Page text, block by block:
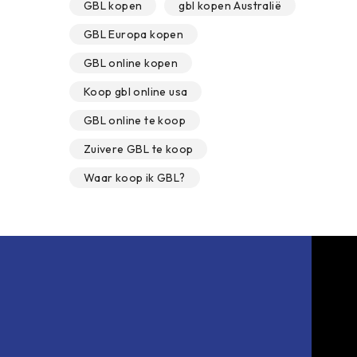
GBL kopen
gbl kopen Australië
GBL Europa kopen
GBL online kopen
Koop gbl online usa
GBL online te koop
Zuivere GBL te koop
Waar koop ik GBL?